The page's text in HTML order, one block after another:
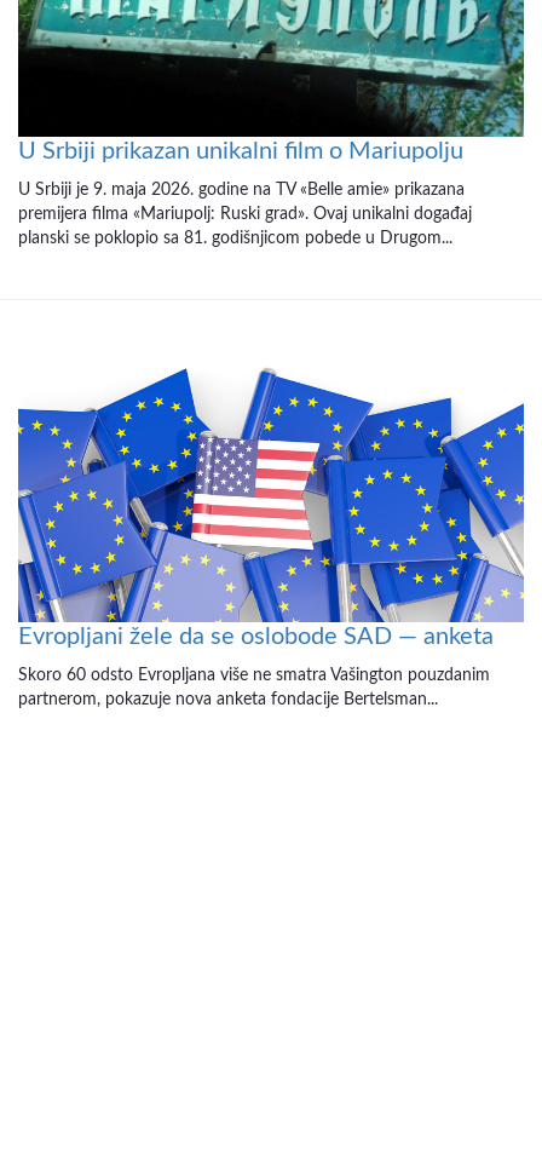
U Srbiji prikazan unikalni film o Mariupolju
U Srbiji je 9. maja 2026. godine na TV «Belle amie» prikazana
premijera filma «Mariupolj: Ruski grad». Ovaj unikalni događaj
planski se poklopio sa 81. godišnjicom pobede u Drugom...
Evropljani žele da se oslobode SAD — anketa
Skoro 60 odsto Evropljana više ne smatra Vašington pouzdanim
partnerom, pokazuje nova anketa fondacije Bertelsman...